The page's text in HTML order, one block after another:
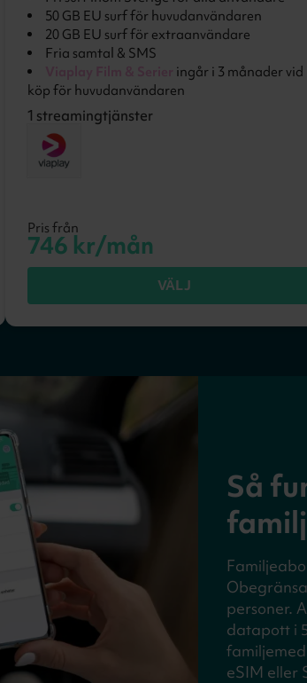
50 GB EU surf för huvudanvändaren
20 GB EU surf för extraanvändare
Fria samtal & SMS
ingår i 3 månader vid
köp för huvudanvändaren
1 streamingtjänster
Pris från
746 kr/mån
VÄLJ
Så
personer.
datapott i
eSIM eller